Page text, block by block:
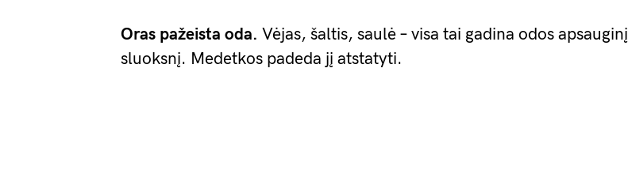
Oras pažeista oda. Vėjas, šaltis, saulė – visa tai gadina odos apsauginį
sluoksnį. Medetkos padeda jį atstatyti.